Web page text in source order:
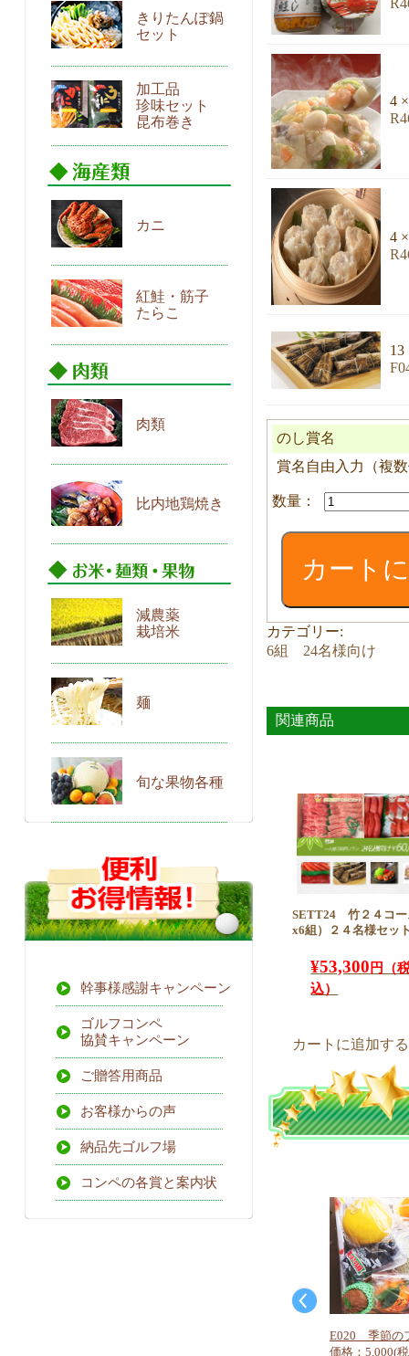
きりたんぽ鍋
セット
加工品
珍味セット
昆布巻き
カニ
紅鮭・筋子
たらこ
肉類
比内地鶏焼き
減農薬
栽培米
麺
旬な果物各種
幹事様感謝キャンペーン
ゴルフコンペ
協賛キャンペーン
ご贈答用商品
お客様からの声
納品先ゴルフ場
コンペの各賞と案内状
4 ×
4 ×
13
のし賞名
賞名自由入力（複
桜
コ
ー
（4
人
x6
４
名
ッ
ト
個
カート
カテゴリー:
6組 24名様向け
関連商品
SETT24 竹２４コー
x6組）２４名様セッ
で
¥53,300
在
の
格
は
¥53,300
で
カートに追加する
E020 季節の
価格：5,000(